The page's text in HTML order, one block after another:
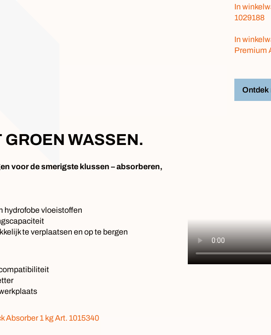
In
1029188
In
Premium
Ontdek
GROEN WASSEN.
voor de smerigste klussen – absorberen,
hydrofobe vloeistoffen
te verplaatsen en op te bergen
Absorber 1 kg Art. 1015340